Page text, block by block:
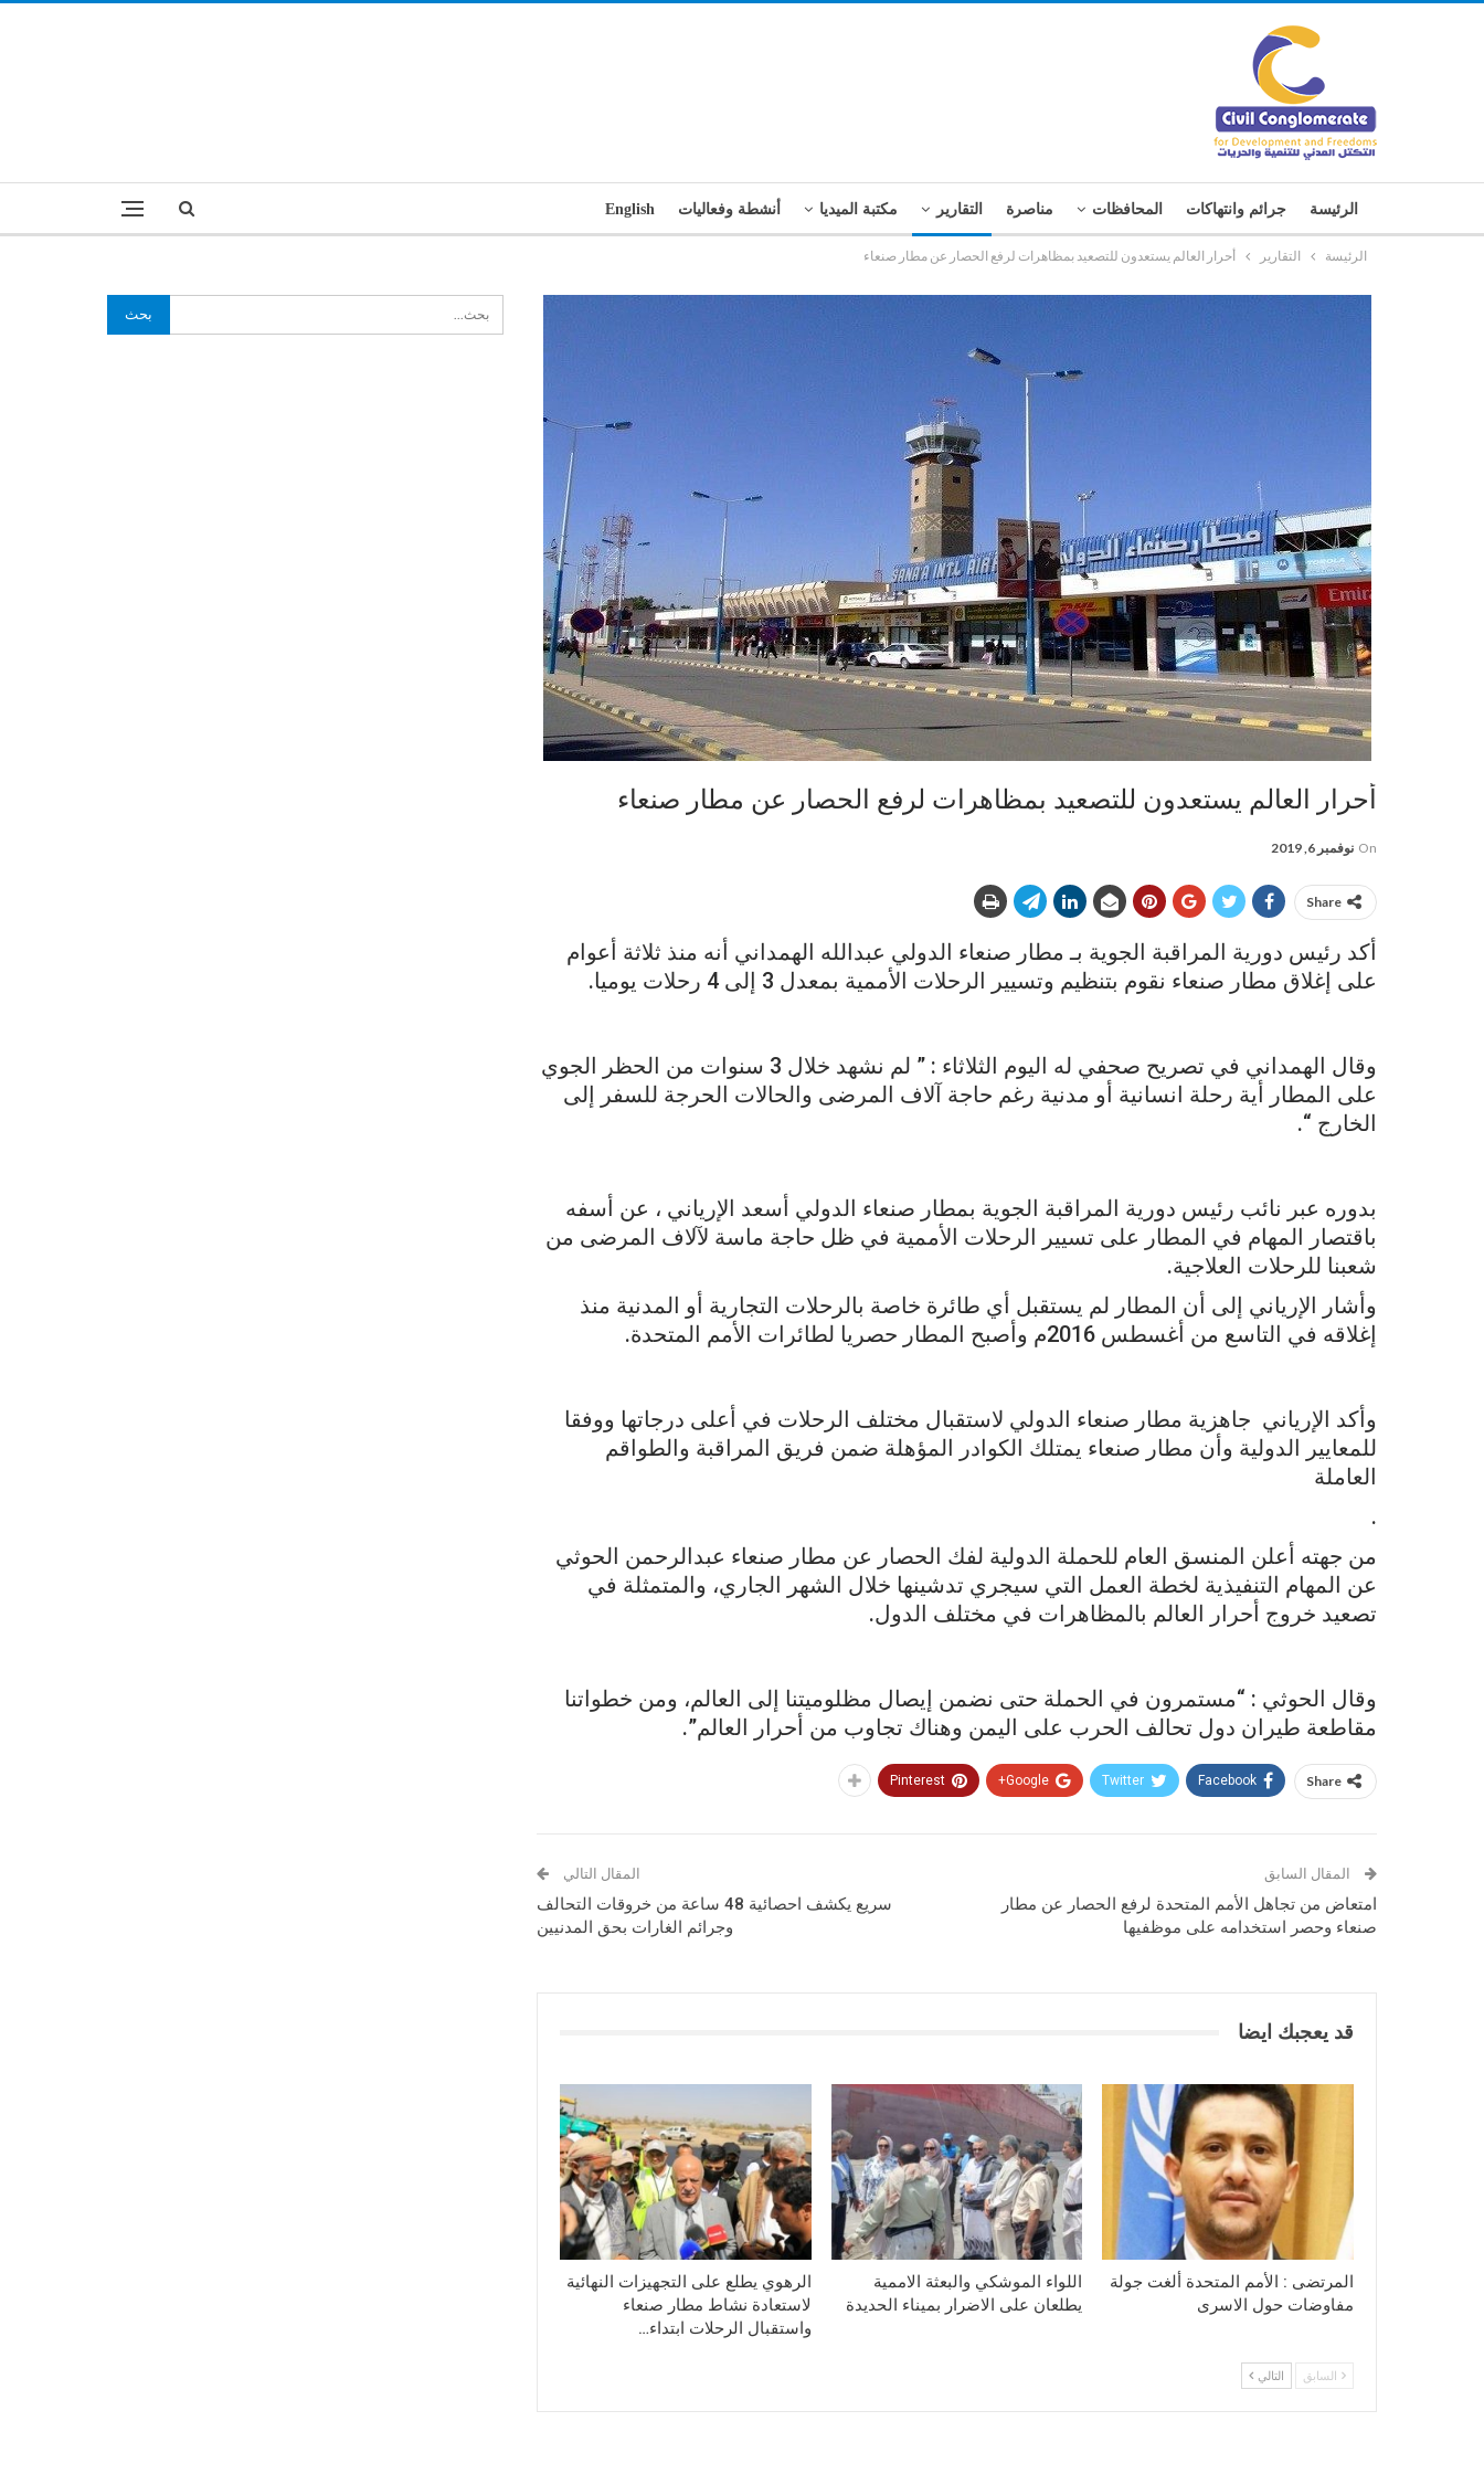
الرئيسة جرائم وانتهاكات المحافظات مناصرة التقارير مكتبة الميديا أنشطة وفعاليات English
الرئيسة التقارير أحرار العالم يستعدون للتصعيد بمظاهرات لرفع الحصار عن مطار صنعاء
أحرار العالم يستعدون للتصعيد بمظاهرات لرفع الحصار عن مطار صنعاء
On نوفمبر 6, 2019
Share
أكد رئيس دورية المراقبة الجوية بـ مطار صنعاء الدولي عبدالله الهمداني أنه منذ ثلاثة أعوام
على إغلاق مطار صنعاء نقوم بتنظيم وتسيير الرحلات الأممية بمعدل 3 إلى 4 رحلات يوميا.
وقال الهمداني في تصريح صحفي له اليوم الثلاثاء : ” لم نشهد خلال 3 سنوات من الحظر الجوي
على المطار أية رحلة انسانية أو مدنية رغم حاجة آلاف المرضى والحالات الحرجة للسفر إلى
الخارج “.
بدوره عبر نائب رئيس دورية المراقبة الجوية بمطار صنعاء الدولي أسعد الإرياني ، عن أسفه
باقتصار المهام في المطار على تسيير الرحلات الأممية في ظل حاجة ماسة لآلاف المرضى من
شعبنا للرحلات العلاجية.
وأشار الإرياني إلى أن المطار لم يستقبل أي طائرة خاصة بالرحلات التجارية أو المدنية منذ
إغلاقه في التاسع من أغسطس 2016م وأصبح المطار حصريا لطائرات الأمم المتحدة.
وأكد الإرياني جاهزية مطار صنعاء الدولي لاستقبال مختلف الرحلات في أعلى درجاتها ووفقا
للمعايير الدولية وأن مطار صنعاء يمتلك الكوادر المؤهلة ضمن فريق المراقبة والطواقم
العاملة
.
من جهته أعلن المنسق العام للحملة الدولية لفك الحصار عن مطار صنعاء عبدالرحمن الحوثي
عن المهام التنفيذية لخطة العمل التي سيجري تدشينها خلال الشهر الجاري، والمتمثلة في
تصعيد خروج أحرار العالم بالمظاهرات في مختلف الدول.
وقال الحوثي : “مستمرون في الحملة حتى نضمن إيصال مظلوميتنا إلى العالم، ومن خطواتنا
مقاطعة طيران دول تحالف الحرب على اليمن وهناك تجاوب من أحرار العالم”.
Share
Facebook
Twitter
Google+
Pinterest
المقال السابق
امتعاض من تجاهل الأمم المتحدة لرفع الحصار عن مطار
صنعاء وحصر استخدامه على موظفيها
المقال التالي
سريع يكشف احصائية 48 ساعة من خروقات التحالف
وجرائم الغارات بحق المدنيين
قد يعجبك ايضا
المرتضى : الأمم المتحدة ألغت جولة
مفاوضات حول الاسرى
اللواء الموشكي والبعثة الاممية
يطلعان على الاضرار بميناء الحديدة
الرهوي يطلع على التجهيزات النهائية
لاستعادة نشاط مطار صنعاء
واستقبال الرحلات ابتداء…
السابق التالي